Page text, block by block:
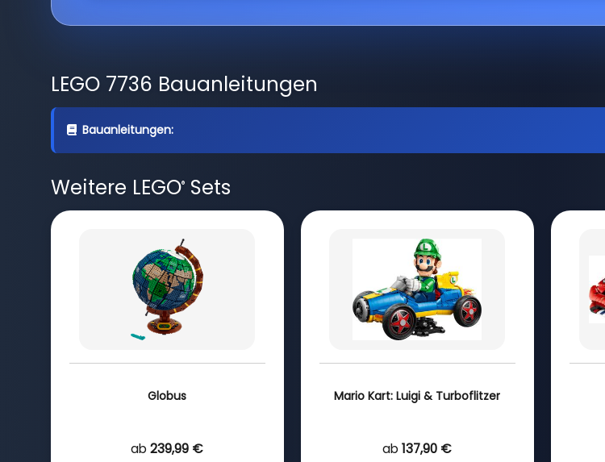
LEGO 7736 Bauanleitungen
Bauanleitungen:
Weitere LEGO®Sets
Globus
ab 239,99 €
Mario Kart: Luigi & Turboflitzer
ab 137,90 €